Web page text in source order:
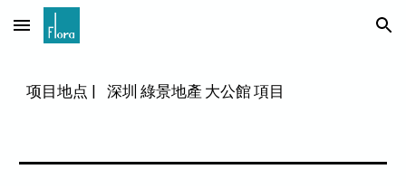
Skip to main content Skip to navigation
项目地点 深圳 綠景地產 大公館 項目